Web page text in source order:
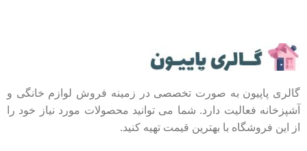
گالری پاپیون به صورت تخصصی در زمینه فروش لوازم خانگی و
آشپزخانه فعالیت دارد. شما می توانید محصولات مورد نیاز خود را
از این فروشگاه با بهترین قیمت تهیه کنید.